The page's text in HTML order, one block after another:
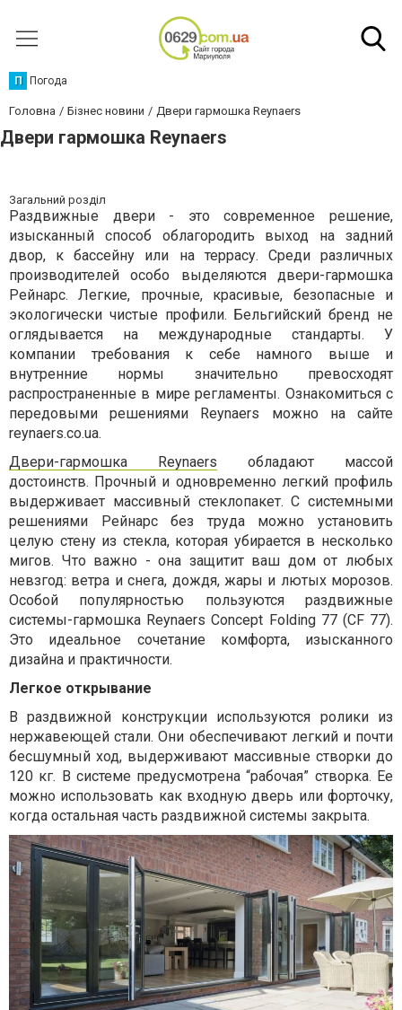
П Погода
Головна Бізнес новини Двери гармошка Reynaers
Двери гармошка Reynaers
Загальний розділ
Раздвижные двери - это современное решение,
изысканный способ облагородить выход на задний
двор, к бассейну или на террасу. Среди различных
производителей особо выделяются двери-гармошка
Рейнарс. Легкие, прочные, красивые, безопасные и
экологически чистые профили. Бельгийский бренд не
оглядывается на международные стандарты. У
компании требования к себе намного выше и
внутренние нормы значительно превосходят
распространенные в мире регламенты. Ознакомиться с
передовыми решениями Reynaers можно на сайте
reynaers.co.ua.
Двери-гармошка Reynaers обладают массой
достоинств. Прочный и одновременно легкий профиль
выдерживает массивный стеклопакет. С системными
решениями Рейнарс без труда можно установить
целую стену из стекла, которая убирается в несколько
мигов. Что важно - она защитит ваш дом от любых
невзгод: ветра и снега, дождя, жары и лютых морозов.
Особой популярностью пользуются раздвижные
системы-гармошка Reynaers Concept Folding 77 (CF 77).
Это идеальное сочетание комфорта, изысканного
дизайна и практичности.
Легкое открывание
В раздвижной конструкции используются ролики из
нержавеющей стали. Они обеспечивают легкий и почти
бесшумный ход, выдерживают массивные створки до
120 кг. В системе предусмотрена “рабочая” створка. Ее
можно использовать как входную дверь или форточку,
когда остальная часть раздвижной системы закрыта.